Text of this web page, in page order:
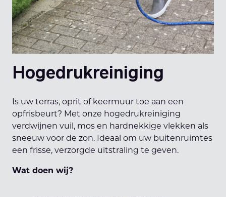
Hogedrukreiniging
Is uw terras, oprit of keermuur toe aan een
opfrisbeurt? Met onze hogedrukreiniging
verdwijnen vuil, mos en hardnekkige vlekken als
sneeuw voor de zon. Ideaal om uw buitenruimtes
een frisse, verzorgde uitstraling te geven.
Wat doen wij?